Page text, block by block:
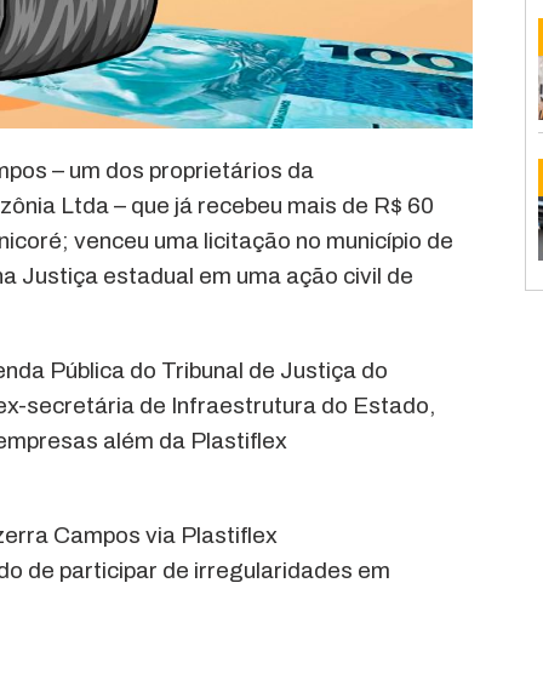
– um dos proprietários da
Ltda – que já recebeu mais de R$ 60
venceu uma licitação no município de
Justiça estadual em uma ação civil de
Pública do Tribunal de Justiça do
secretária de Infraestrutura do Estado,
além da Plastiflex
Campos via Plastiflex
de participar de irregularidades em